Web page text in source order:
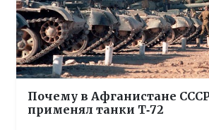
Почему в Афганистане
применял танки Т‑72